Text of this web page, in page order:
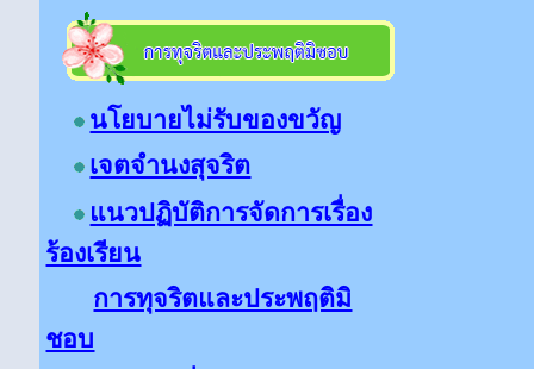
นโยบายไม่รับของขวัญ
เจตจำนงสุจริต
แนวปฏิบัติการจัดการเรื่อง
ร้องเรียน
การทุจริตและประพฤติมิ
ชอบ